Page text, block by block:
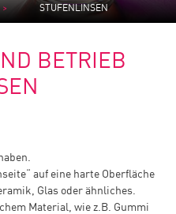
STUFENLINSEN
BETRIEB
auf eine harte Oberfläche
Glas oder ähnliches.
Material, wie z.B. Gummi